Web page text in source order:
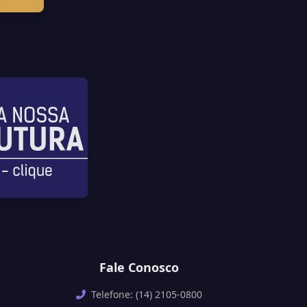
Fale Conosco
Telefone: (14) 2105-0800